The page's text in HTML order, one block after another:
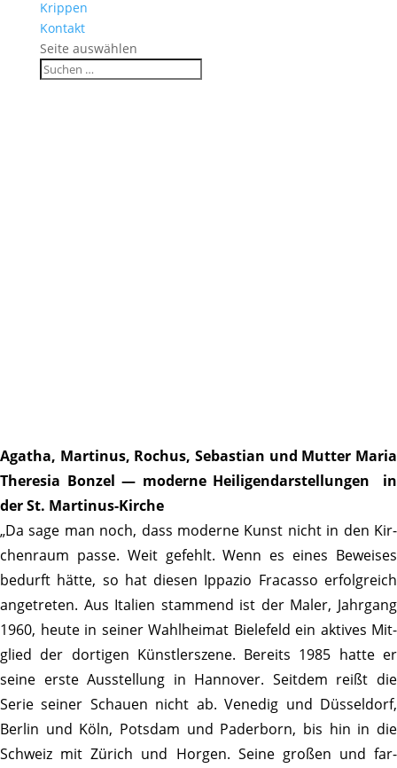
Krippen
Kontakt
Seite auswählen
Agatha, Martinus, Rochus, Sebas­tian und Mutter Maria
Theresia Bonzel — moderne Heili­gen­dar­stel­lungen in
der St. Martinus-Kirche
„Da sage man noch, dass moderne Kunst nicht in den Kir­
chenraum passe. Weit gefehlt. Wenn es eines Beweises
bedurft hätte, so hat diesen Ippazio Fracasso erfolg­reich
ange­treten. Aus Italien stam­mend ist der Maler, Jahr­gang
1960, heute in seiner Wahl­heimat Biele­feld ein aktives Mit­
glied der dortigen Künst­ler­szene. Bereits 1985 hatte er
seine erste Ausstel­lung in Hannover. Seitdem reißt die
Serie seiner Schauen nicht ab. Venedig und Düssel­dorf,
Berlin und Köln, Potsdam und Pader­born, bis hin in die
Schweiz mit Zürich und Horgen. Seine großen und far­